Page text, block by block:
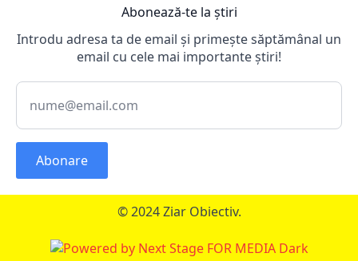
Abonează-te la știri
Introdu adresa ta de email și primește săptămânal un
email cu cele mai importante știri!
Abonare
© 2024 Ziar Obiectiv.